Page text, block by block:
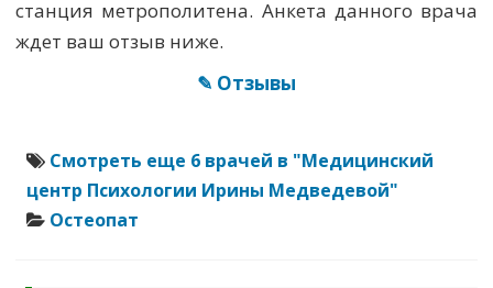
станция метрополитена. Анкета данного врача
ждет ваш отзыв ниже.
✎ Отзывы
Смотреть еще 6 врачей в "Медицинский
центр Психологии Ирины Медведевой"
Остеопат